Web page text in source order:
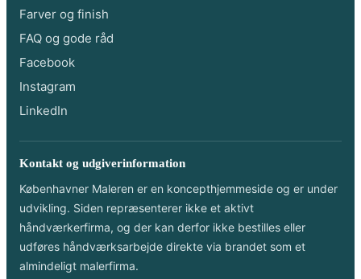
Farver og finish
FAQ og gode råd
Facebook
Instagram
LinkedIn
Kontakt og udgiverinformation
Københavner Maleren er en koncepthjemmeside og er under
udvikling. Siden repræsenterer ikke et aktivt
håndværkerfirma, og der kan derfor ikke bestilles eller
udføres håndværksarbejde direkte via brandet som et
almindeligt malerfirma.